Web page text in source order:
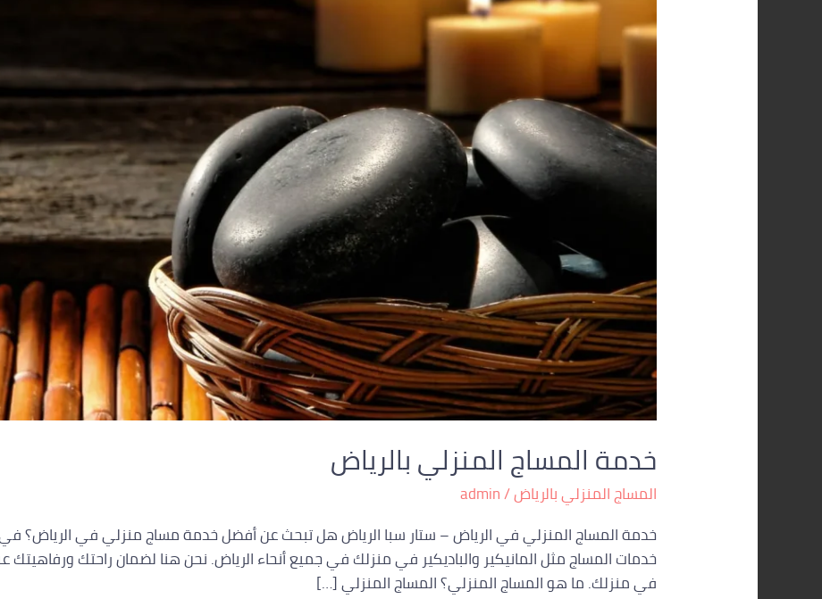
خدمة المساج المنزلي بالرياض
المساج المنزلي بالرياض/
admin
خدمة المساج المنزلي في الرياض – ستار سبا الرياض هل تبحث عن أفضل خدمة مساج منزلي في الرياض؟
خدمات المساج مثل المانيكير والباديكير في منزلك في جميع أنحاء الرياض. نحن هنا لضمان راحتك
في منزلك. ما هو المساج المنزلي؟ المساج المنزلي […]